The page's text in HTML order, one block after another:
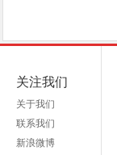
关注我们
关于我们
联系我们
新浪微博